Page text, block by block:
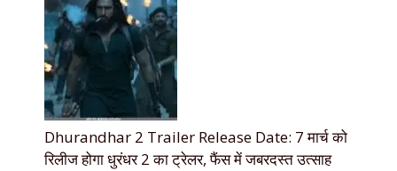
Dhurandhar 2 Trailer Release Date: 7 मार्च को
रिलीज होगा धुरंधर 2 का ट्रेलर, फैंस में जबरदस्त उत्साह